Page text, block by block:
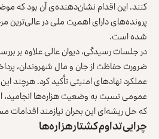
کنند. این اقدام نشان‌دهنده‌ی آن بود که
پرونده‌های دارای اهمیت ملی در عالی‌ترین
شده است.
در جلسات رسیدگی،دیوان عالیعلاوه بر
ضرورت حفاظت از جان و مال شهروندان،
عملکرد نهادهای امنیتی تأکید کرد. هرچند
عمومی نسبت به وضعیت هزاره‌ها انجامید،
که حل ریشه‌ای این بحران نیازمند اقدامات
چرایی تداوم کشتار هزاره‌ها